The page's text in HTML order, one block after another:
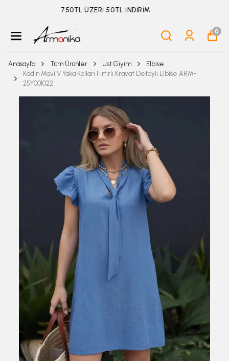
ÜYELİKSİZ SİPARİŞ İADE TALEBİ İÇİN TIKLA
0
Anasayfa Tüm Ürünler Üst Giyim
Elbise
Kadın Mavi V Yaka Kolları Fırfırlı Kravat Detaylı Elbise ARM-
25Y001022